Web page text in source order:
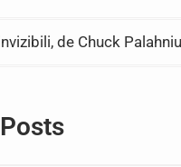
de Chuck